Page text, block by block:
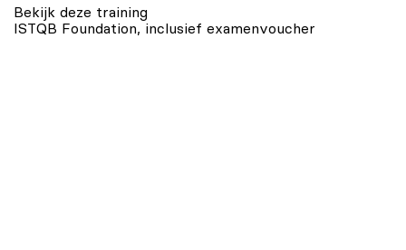
Bekijk deze training
ISTQB Foundation, inclusief examenvoucher